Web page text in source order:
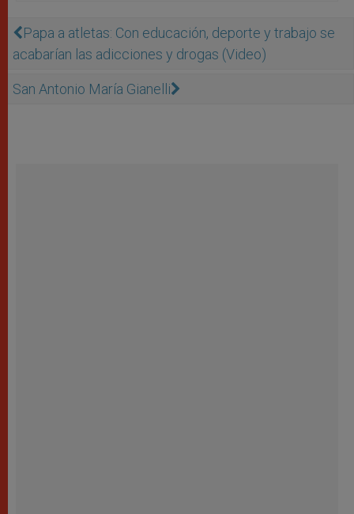
Papa a atletas: Con educación, deporte y trabajo se
acabarían las adicciones y drogas (Video)
San Antonio María Gianelli